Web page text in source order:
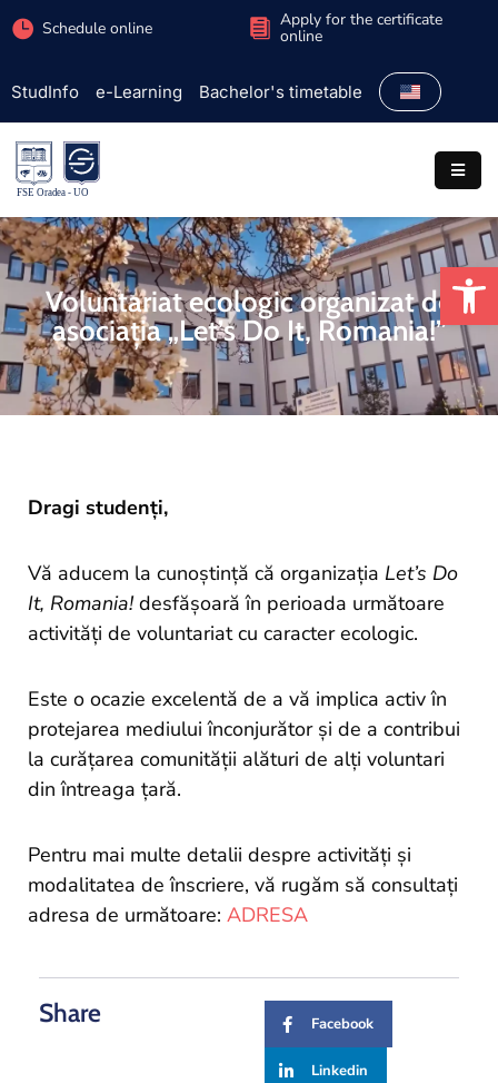
Schedule online Apply for the certificate
online
StudInfo e-Learning Bachelor's timetable
Faculty
Admission
Study
programs
Students
Research
International
and
Voluntariat ecologic organizat de
asociația „Let’s Do It, Romania!”
Dragi studenți,
Vă aducem la cunoștință că organizația Let’s Do
It, Romania!desfășoară în perioada următoare
activități de voluntariat cu caracter ecologic.
Este o ocazie excelentă de a vă implica activ în
protejarea mediului înconjurător și de a contribui
la curățarea comunității alături de alți voluntari
din întreaga țară.
Pentru mai multe detalii despre activități și
modalitatea de înscriere, vă rugăm să consultați
adresa de următoare: ADRESA
Share Facebook
Linkedin